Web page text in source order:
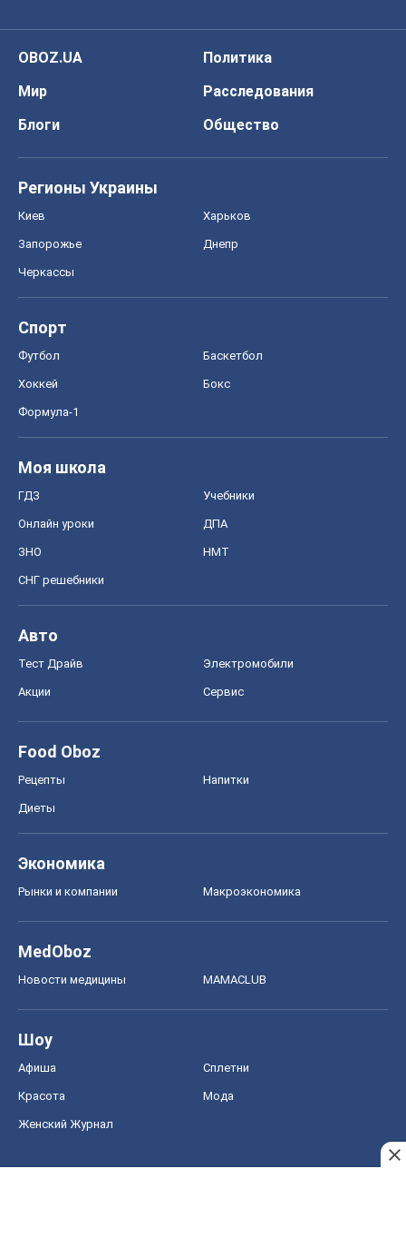
OBOZ.UA
Политика
Мир
Расследования
Блоги
Общество
Регионы Украины
Киев Харьков
Запорожье Днепр
Черкассы
Спорт
Футбол Баскетбол
Хоккей Бокс
Формула-1
Моя школа
ГДЗ Учебники
Онлайн уроки ДПА
ЗНО НМТ
СНГ решебники
Авто
Тест Драйв Электромобили
Акции Сервис
Food Oboz
Рецепты Напитки
Диеты
Экономика
Рынки и компании Mакроэкономика
MedOboz
Новости медицины MAMACLUB
Шоу
Афиша Сплетни
Красота Мода
Женский Журнал